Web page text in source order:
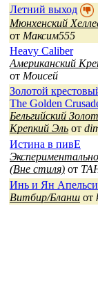
Летний выход
Мюнхенский
от Максим555
Heavy Caliber
Американский
от Моисей
Золотой
The Golden
Бельгийский
Крепкий Эль от
Истина в пивЕ
(Вне стиля) от
Инь и Ян
Витбир/Бланш от